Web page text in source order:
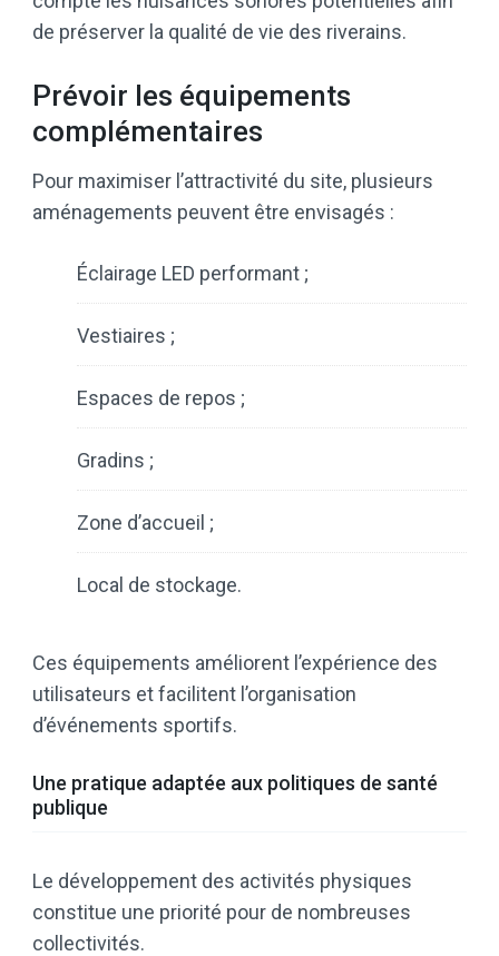
de préserver la qualité de vie des riverains.
Prévoir les équipements
complémentaires
Pour maximiser l’attractivité du site, plusieurs
aménagements peuvent être envisagés :
Éclairage LED performant ;
Vestiaires ;
Espaces de repos ;
Gradins ;
Zone d’accueil ;
Local de stockage.
Ces équipements améliorent l’expérience des
utilisateurs et facilitent l’organisation
d’événements sportifs.
Une pratique adaptée aux politiques de santé
publique
Le développement des activités physiques
constitue une priorité pour de nombreuses
collectivités.